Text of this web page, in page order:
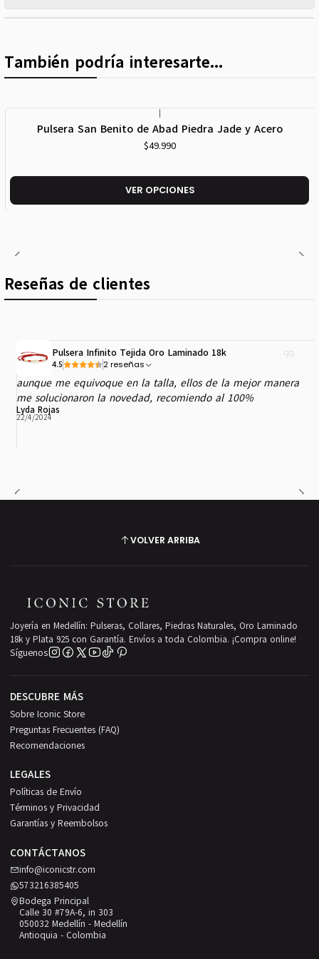
También podría interesarte...
|
Pulsera San Benito de Abad Piedra Jade y Acero
$49.990
VER OPCIONES
Reseñas de clientes
Pulsera Infinito Tejida Oro Laminado 18k
4.5 2 reseñas
aunque me equivoque en la talla, ellos de la mejor manera
me solucionaron la novedad, recomiendo al 100%
Lyda Rojas
22/4/2024
VOLVER ARRIBA
Joyería en Medellín: Pulseras, Collares, Piedras Naturales, Oro Laminado
18k y Plata 925 con Garantía. Envíos a toda Colombia. ¡Compra online!
Síguenos
DESCUBRE MÁS
Sobre Iconic Store
Preguntas Frecuentes (FAQ)
Recomendaciones
LEGALES
Políticas de Envío
Términos y Privacidad
Garantías y Reembolsos
CONTÁCTANOS
info@iconicstr.com
573216385405
Bodega Principal
Calle 30 #79A-6, in 303
050032 Medellín - Medellín
Antioquia - Colombia